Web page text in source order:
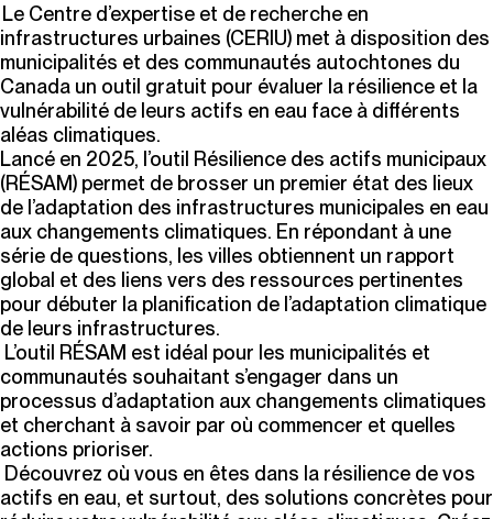
Le Centre d’expertise et de recherche en
infrastructures urbaines (CERIU) met à disposition des
municipalités et des communautés autochtones du
Canada un outil gratuit pour évaluer la résilience et la
vulnérabilité de leurs actifs en eau face à différents
aléas climatiques.
Lancé en 2025, l’outil Résilience des actifs municipaux
(RÉSAM) permet de brosser un premier état des lieux
de l’adaptation des infrastructures municipales en eau
aux changements climatiques. En répondant à une
série de questions, les villes obtiennent un rapport
global et des liens vers des ressources pertinentes
pour débuter la planification de l’adaptation climatique
de leurs infrastructures.
L’outil RÉSAM est idéal pour les municipalités et
communautés souhaitant s’engager dans un
processus d’adaptation aux changements climatiques
et cherchant à savoir par où commencer et quelles
actions prioriser.
Découvrez où vous en êtes dans la résilience de vos
actifs en eau, et surtout, des solutions concrètes pour